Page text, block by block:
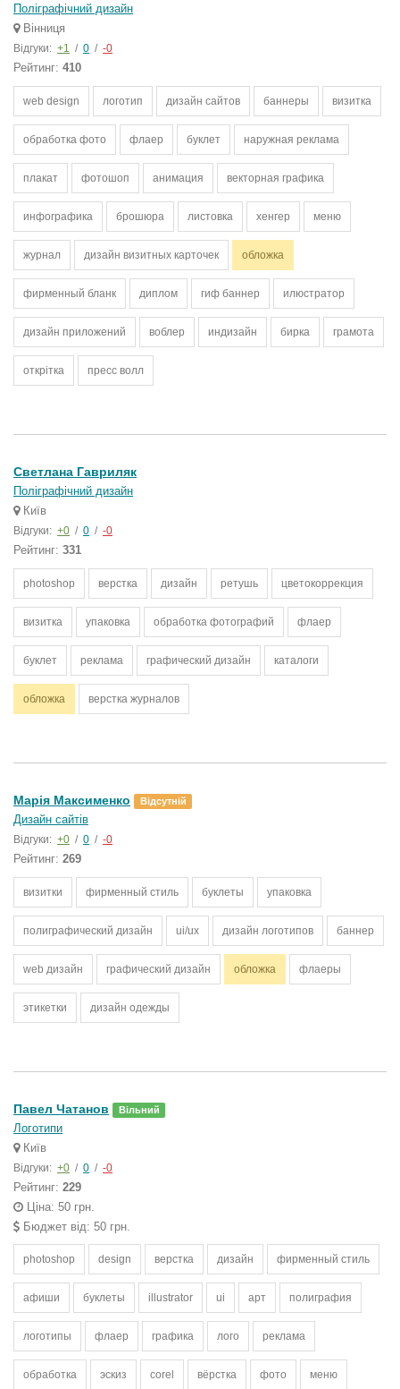
Поліграфічний дизайн
Вінниця
Відгуки: +1 / 0 / -0
Рейтинг: 410
web design логотип дизайн сайтов баннеры визитка
обработка фото флаер буклет наружная реклама
плакат фотошоп анимация векторная графика
инфографика брошюра листовка хенгер меню
журнал дизайн визитных карточек обложка
фирменный бланк диплом гиф баннер илюстратор
дизайн приложений воблер индизайн бирка грамота
открітка пресс волл
Светлана Гавриляк
Поліграфічний дизайн
Київ
Відгуки: +0 / 0 / -0
Рейтинг: 331
photoshop верстка дизайн ретушь цветокоррекция
визитка упаковка обработка фотографий флаер
буклет реклама графический дизайн каталоги
обложка верстка журналов
Марія Максименко Відсутній
Дизайн сайтів
Відгуки: +0 / 0 / -0
Рейтинг: 269
визитки фирменный стиль буклеты упаковка
полиграфический дизайн ui/ux дизайн логотипов баннер
web дизайн графический дизайн обложка флаеры
этикетки дизайн одежды
Павел Чатанов Вільний
Логотипи
Київ
Відгуки: +0 / 0 / -0
Рейтинг: 229
Ціна: 50 грн.
Бюджет від: 50 грн.
photoshop design верстка дизайн фирменный стиль
афиши буклеты illustrator ui арт полиграфия
логотипы флаер графика лого реклама
обработка эскиз corel вёрстка фото меню